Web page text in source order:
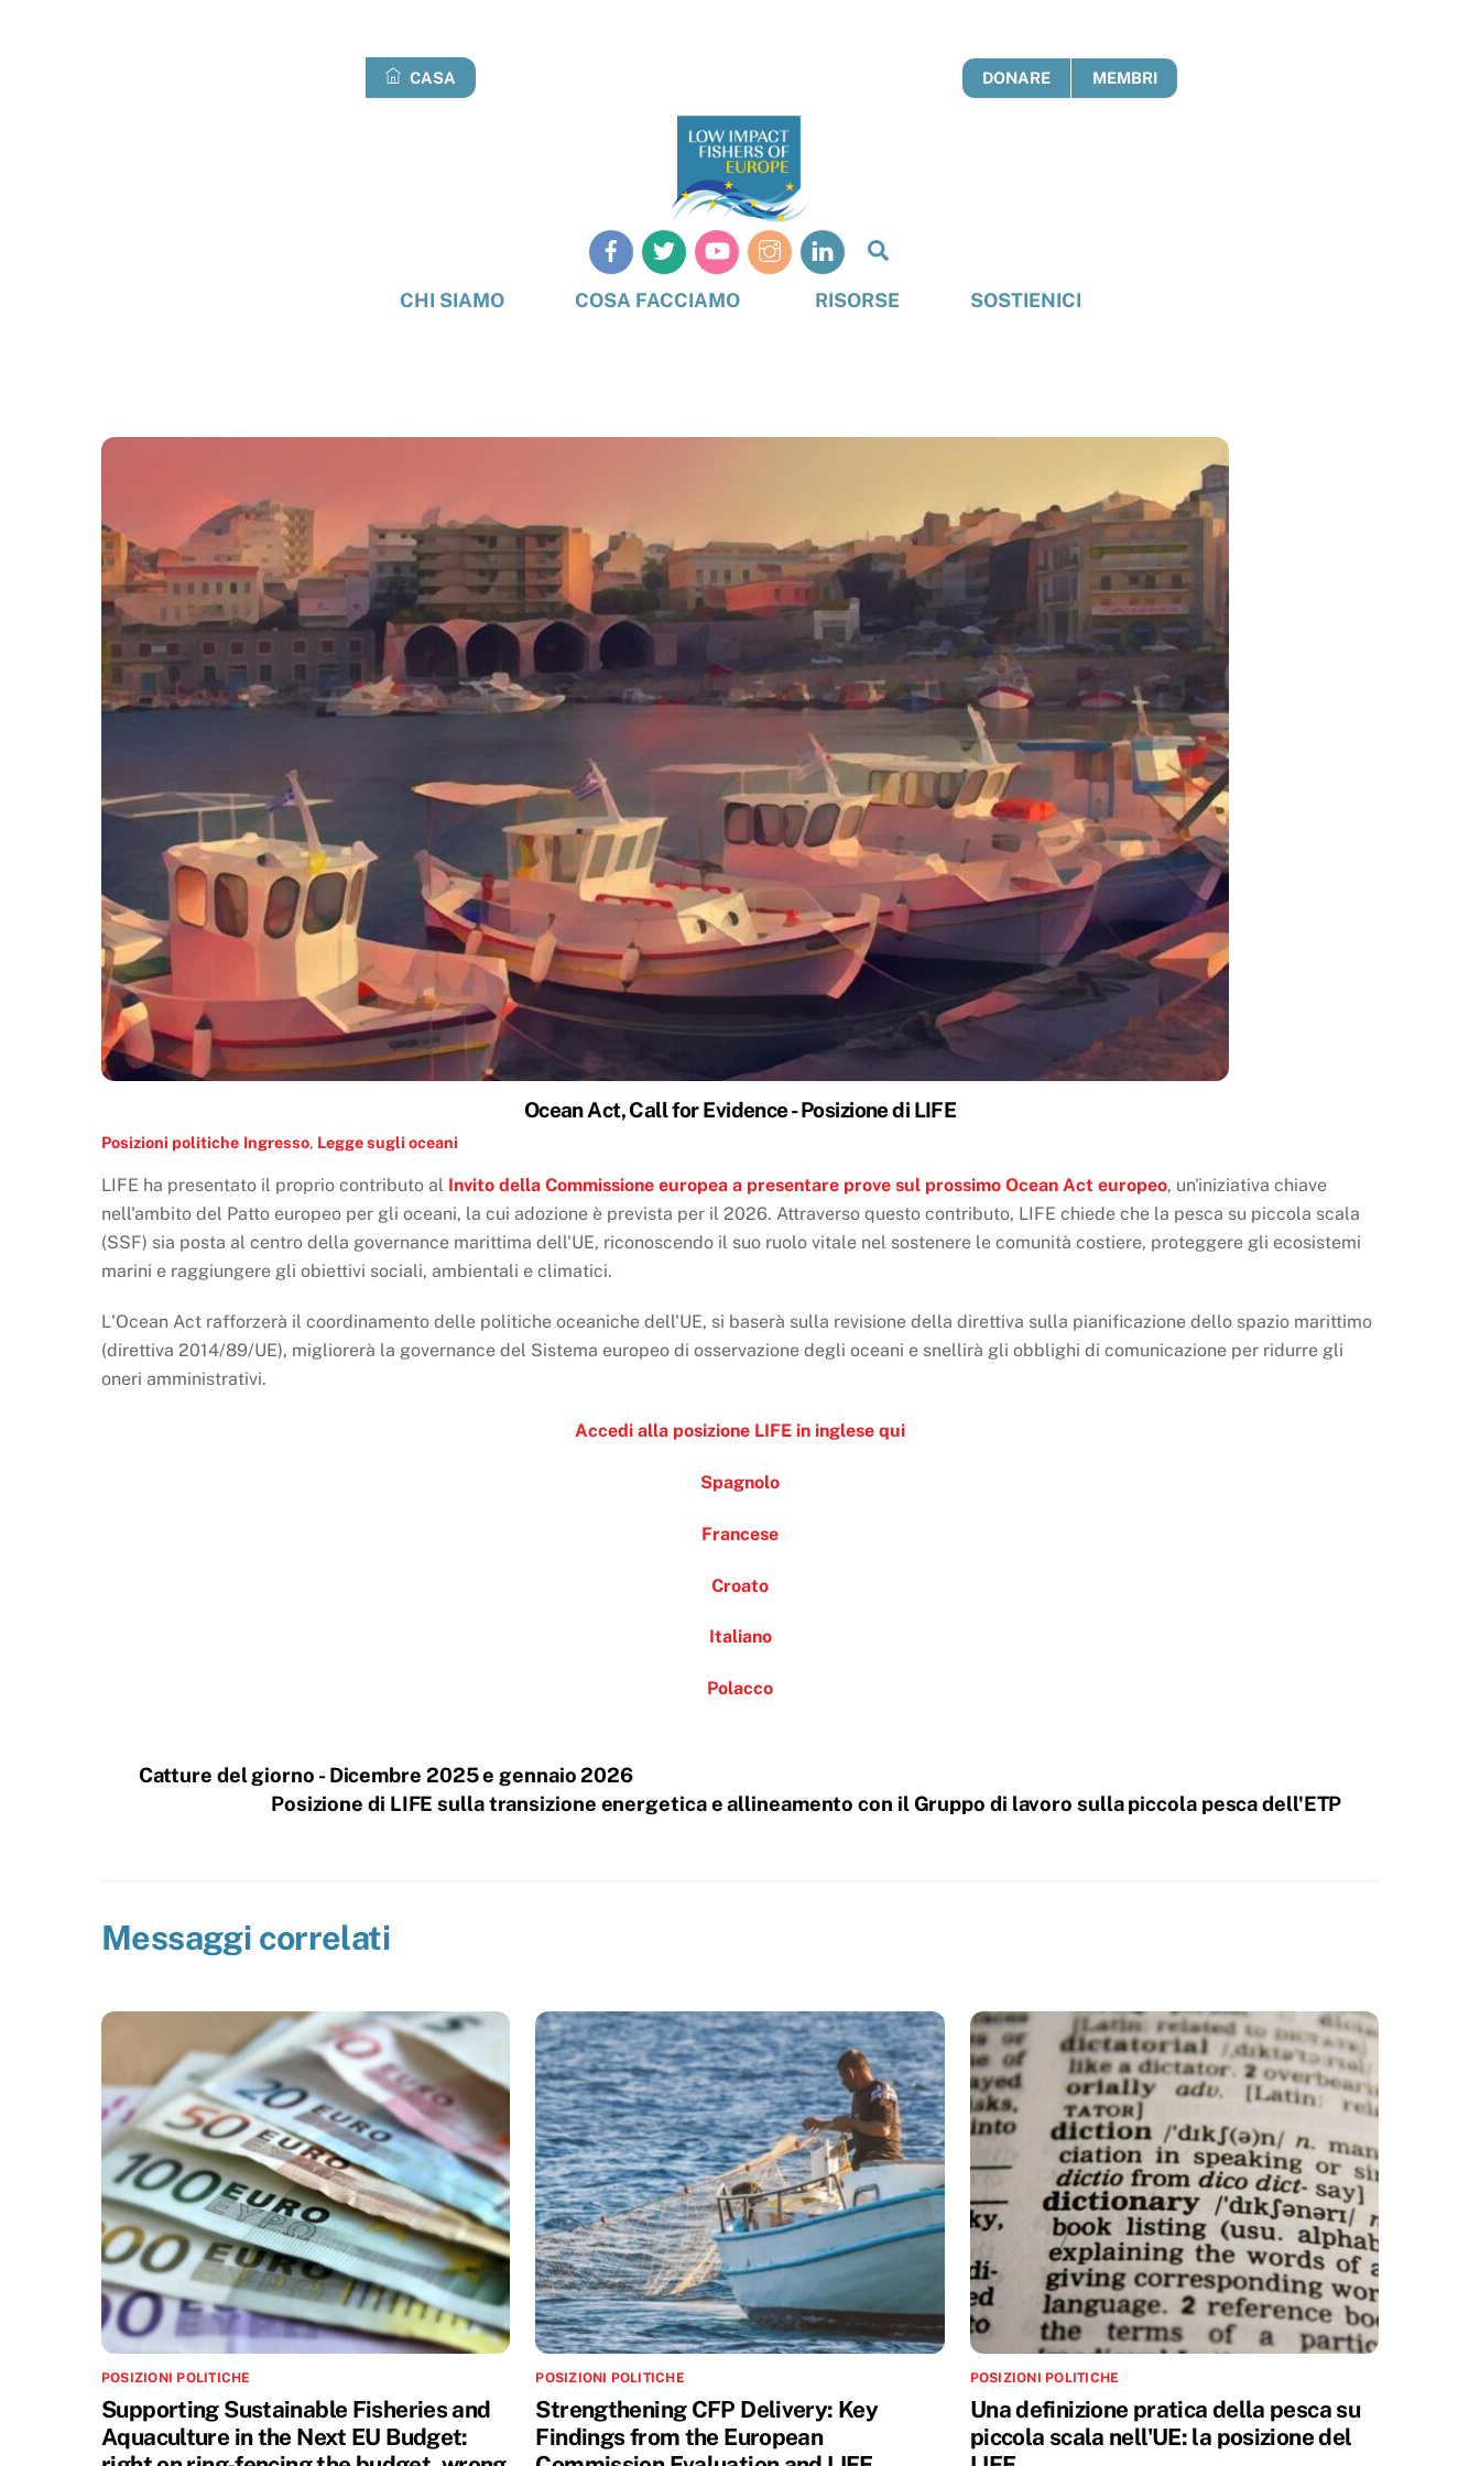
CASA DONARE MEMBRI
CHI SIAMO COSA FACCIAMO RISORSE SOSTIENICI
Ocean Act, Call for Evidence - Posizione di LIFE
Posizioni politiche Ingresso, Legge sugli oceani
LIFE ha presentato il proprio contributo al Invito della Commissione europea a presentare prove sul prossimo Ocean Act europeo, un'iniziativa chiave
nell'ambito del Patto europeo per gli oceani, la cui adozione è prevista per il 2026. Attraverso questo contributo, LIFE chiede che la pesca su piccola scala
(SSF) sia posta al centro della governance marittima dell'UE, riconoscendo il suo ruolo vitale nel sostenere le comunità costiere, proteggere gli ecosistemi
marini e raggiungere gli obiettivi sociali, ambientali e climatici.
L'Ocean Act rafforzerà il coordinamento delle politiche oceaniche dell'UE, si baserà sulla revisione della direttiva sulla pianificazione dello spazio marittimo
(direttiva 2014/89/UE), migliorerà la governance del Sistema europeo di osservazione degli oceani e snellirà gli obblighi di comunicazione per ridurre gli
oneri amministrativi.
Accedi alla posizione LIFE in inglese qui
Spagnolo
Francese
Croato
Italiano
Polacco
Catture del giorno - Dicembre 2025 e gennaio 2026
Posizione di LIFE sulla transizione energetica e allineamento con il Gruppo di lavoro sulla piccola pesca dell'ETP
Messaggi correlati
POSIZIONI POLITICHE
Supporting Sustainable Fisheries and
Aquaculture in the Next EU Budget:
POSIZIONI POLITICHE
Strengthening CFP Delivery: Key
Findings from the European
POSIZIONI POLITICHE
Una definizione pratica della pesca su
piccola scala nell'UE: la posizione del